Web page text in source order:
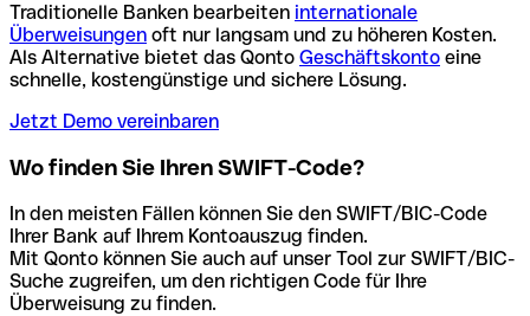
Traditionelle Banken bearbeiten internationale
Überweisungen oft nur langsam und zu höheren Kosten.
Als Alternative bietet das Qonto Geschäftskonto eine
schnelle, kostengünstige und sichere Lösung.
Jetzt Demo vereinbaren
Wo finden Sie Ihren SWIFT-Code?
In den meisten Fällen können Sie den SWIFT/BIC-Code
Ihrer Bank auf Ihrem Kontoauszug finden.
Mit Qonto können Sie auch auf unser Tool zur SWIFT/BIC-
Suche zugreifen, um den richtigen Code für Ihre
Überweisung zu finden.